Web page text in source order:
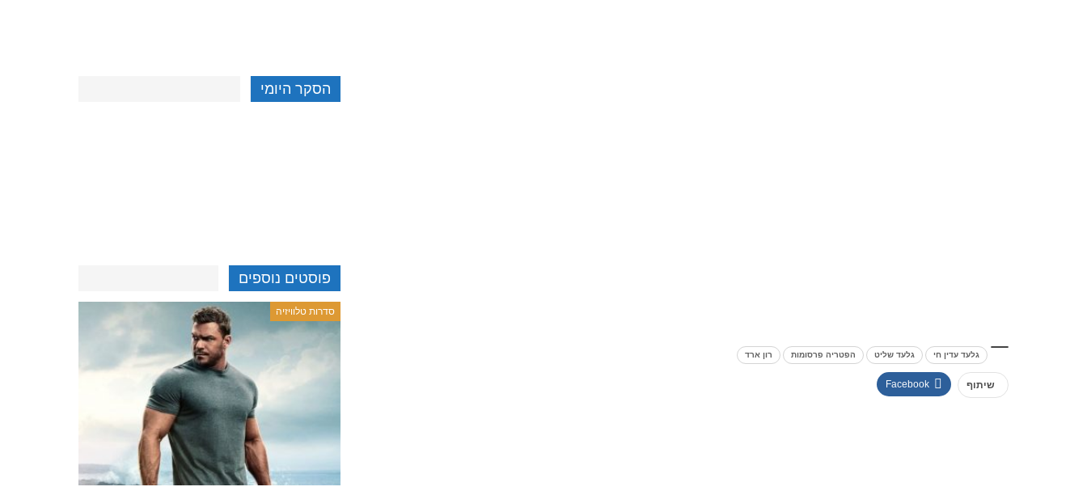
גלעד עדין חי גלעד שליט הפטריה פרסומות רון ארד
שיתוף Facebook
הסקר היומי
פוסטים נוספים
סדרות טלוויזיה